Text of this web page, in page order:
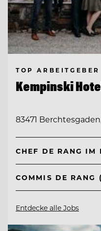
TOP ARBEITGEBER
Kempinski
83471
CHEF DE RANG IM
COMMIS DE RANG
Entdecke alle Jobs